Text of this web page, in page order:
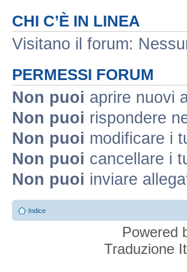
CHI C’È IN LINEA
Visitano il forum:
PERMESSI FORUM
Non puoi aprire nuovi
Non puoi rispondere
Non puoi modificare i
Non puoi cancellare i
Non puoi inviare
Indice
Powered
Traduzione